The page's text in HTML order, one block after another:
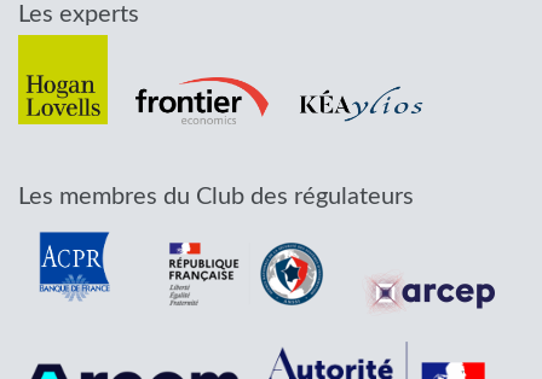
Les experts
Les membres du Club des régulateurs